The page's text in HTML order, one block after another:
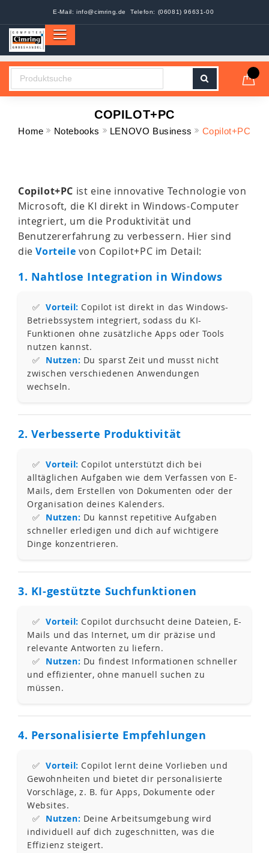
E-Mail: info@cimring.deTelefon: (06081) 96631-00
COPILOT+PC
Home Notebooks LENOVO Business Copilot+PC
Copilot+PC ist eine innovative Technologie von
Microsoft, die KI direkt in Windows-Computer
integriert, um die Produktivität und
Benutzererfahrung zu verbessern. Hier sind
dieVorteile von Copilot+PC im Detail:
1. Nahtlose Integration in Windows
✅ Vorteil: Copilot ist direkt in das Windows-
Betriebssystem integriert, sodass du KI-
Funktionen ohne zusätzliche Apps oder Tools
nutzen kannst.
✅ Nutzen: Du sparst Zeit und musst nicht
zwischen verschiedenen Anwendungen
wechseln.
2. Verbesserte Produktivität
✅ Vorteil: Copilot unterstützt dich bei
alltäglichen Aufgaben wie dem Verfassen von E-
Mails, dem Erstellen von Dokumenten oder der
Organisation deines Kalenders.
✅ Nutzen: Du kannst repetitive Aufgaben
schneller erledigen und dich auf wichtigere
Dinge konzentrieren.
3. KI-gestützte Suchfunktionen
✅ Vorteil: Copilot durchsucht deine Dateien, E-
Mails und das Internet, um dir präzise und
relevante Antworten zu liefern.
✅ Nutzen: Du findest Informationen schneller
und effizienter, ohne manuell suchen zu
müssen.
4. Personalisierte Empfehlungen
✅ Vorteil: Copilot lernt deine Vorlieben und
Gewohnheiten und bietet dir personalisierte
Vorschläge, z. B. für Apps, Dokumente oder
Websites.
✅ Nutzen: Deine Arbeitsumgebung wird
individuell auf dich zugeschnitten, was die
Effizienz steigert.